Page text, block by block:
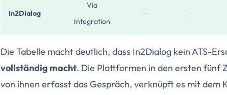
In2Dialog
Via
Integration
— —
Die Tabelle macht deutlich, dass In2Dialog kein ATS-
vollständig macht. Die Plattformen in den ersten fünf
von ihnen erfasst das Gespräch, verknüpft es mit